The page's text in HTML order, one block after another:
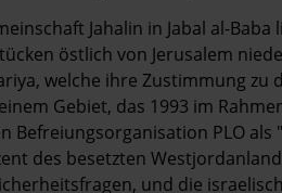
Jahalin in Jabal al-
östlich von Jerusalem
welche ihre Zustimmung
Gebiet, das 1993 im
Befreiungsorganisation PLO
des besetzten
und die